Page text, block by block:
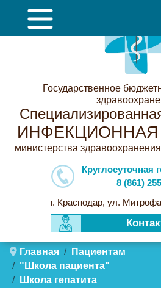
Государственное
министерства
Круглосуточная
8 (861)
г. Краснодар, ул.
Главная
Пациентам
"Школа пациента"
Школа гепатита